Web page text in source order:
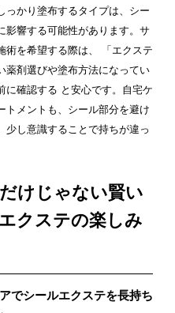
っかり塗布するタイプは、シー
影響する可能性があります。サ
術を希望する際は、 「エクステ
薬剤選びや塗布方法になってい
に確認する と安心です。自宅ケ
トメントも、シール部分を避け
少し意識することで持ちが違っ
けじゃない賢い
クステの楽しみ
でシールエクステを長持ち